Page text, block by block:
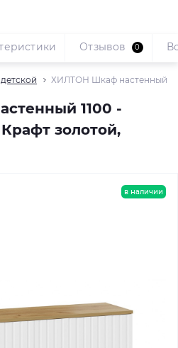
ХИЛТОН Шкаф настенный
1100 -
золотой,
Отзывов 0
в наличии